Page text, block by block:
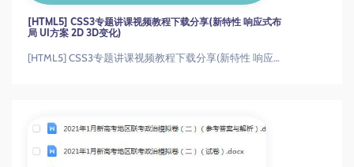
[HTML5] CSS3专题讲课视频教程下载分享(新特性 响应式布
局 UI方案 2D 3D变化)
[HTML5] CSS3专题讲课视频教程下载分享(新特性 响应式布局 UI方案 2D 3D变化)